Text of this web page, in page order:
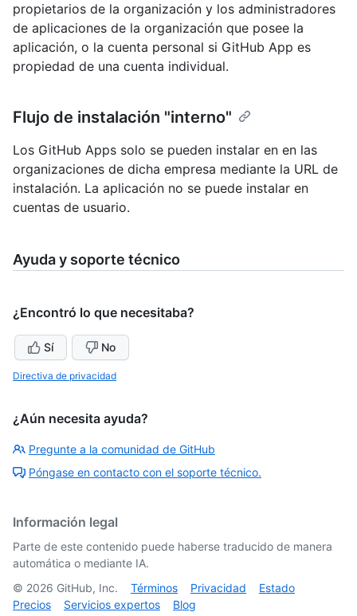
propietarios de la organización y los administradores
de aplicaciones de la organización que posee la
aplicación, o la cuenta personal si GitHub App es
propiedad de una cuenta individual.
Flujo de instalación "interno"
Los GitHub Apps solo se pueden instalar en en las
organizaciones de dicha empresa mediante la URL de
instalación. La aplicación no se puede instalar en
cuentas de usuario.
Ayuda y soporte técnico
¿Encontró lo que necesitaba?
Sí No
Directiva de privacidad
¿Aún necesita ayuda?
Pregunte a la comunidad de GitHub
Póngase en contacto con el soporte técnico.
Información legal
Parte de este contenido puede haberse traducido de manera
automática o mediante IA.
© 2026 GitHub, Inc. Términos Privacidad
Estado
Precios
Servicios expertos Blog